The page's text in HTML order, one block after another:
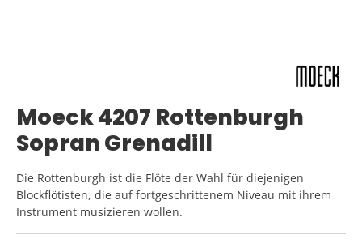
Moeck 4207 Rottenburgh
Sopran Grenadill
Die Rottenburgh ist die Flöte der Wahl für diejenigen
Blockflötisten, die auf fortgeschrittenem Niveau mit ihrem
Instrument musizieren wollen.